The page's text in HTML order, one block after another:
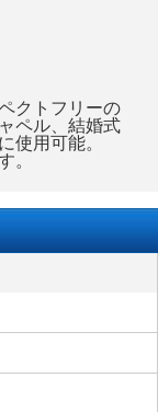
クトフリーの
ペル、結婚式
使用可能。
。